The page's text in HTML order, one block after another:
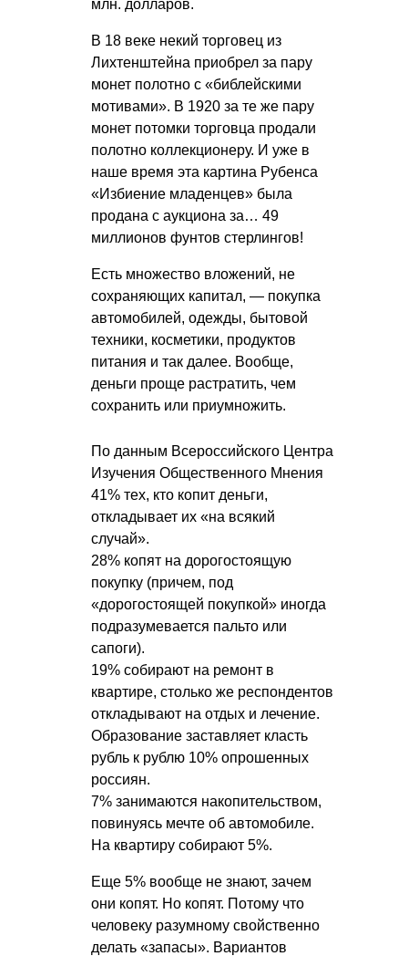
млн. долларов.
В 18 веке некий торговец из
Лихтенштейна приобрел за пару
монет полотно с «библейскими
мотивами». В 1920 за те же пару
монет потомки торговца продали
полотно коллекционеру. И уже в
наше время эта картина Рубенса
«Избиение младенцев» была
продана с аукциона за… 49
миллионов фунтов стерлингов!
Есть множество вложений, не
сохраняющих капитал, — покупка
автомобилей, одежды, бытовой
техники, косметики, продуктов
питания и так далее. Вообще,
деньги проще растратить, чем
сохранить или приумножить.
По данным Всероссийского Центра
Изучения Общественного Мнения
41% тех, кто копит деньги,
откладывает их «на всякий
случай».
28% копят на дорогостоящую
покупку (причем, под
«дорогостоящей покупкой» иногда
подразумевается пальто или
сапоги).
19% собирают на ремонт в
квартире, столько же респондентов
откладывают на отдых и лечение.
Образование заставляет класть
рубль к рублю 10% опрошенных
россиян.
7% занимаются накопительством,
повинуясь мечте об автомобиле.
На квартиру собирают 5%.
Еще 5% вообще не знают, зачем
они копят. Но копят. Потому что
человеку разумному свойственно
делать «запасы». Вариантов